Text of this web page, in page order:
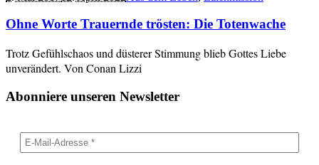
Ohne Worte Trauernde trösten: Die Totenwache
Trotz Gefühlschaos und düsterer Stimmung blieb Gottes Liebe
unverändert. Von Conan Lizzi
Abonniere unseren Newsletter